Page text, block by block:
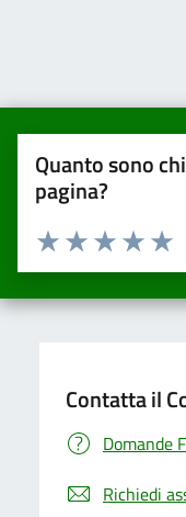
Quanto sono
pagina?
Valuta da 1 a 5 stelle la
Valuta
Valuta 3
Valuta 2 stelle
Valuta una stella
Contatta il
Domande
Richiedi